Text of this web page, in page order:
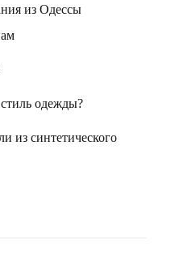
из Одессы
одежды?
из синтетического